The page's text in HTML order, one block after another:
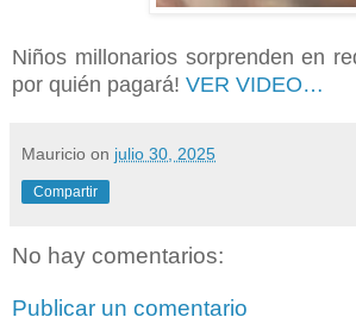
Niños millonarios sorprenden en
por quién pagará! VER VIDEO…
Mauricio on julio 30, 2025
Compartir
No hay comentarios:
Publicar un comentario